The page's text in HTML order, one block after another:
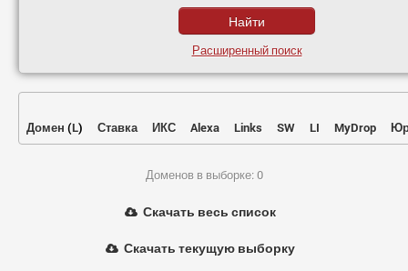
Расширенный поиск
Домен (L) Ставка ИКС Alexa Links SW LI MyDrop
Доменов в выборке: 0
Скачать весь список
Скачать текущую выборку